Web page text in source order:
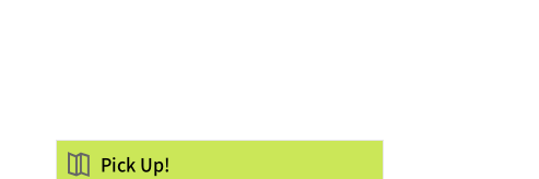
Pick Up!